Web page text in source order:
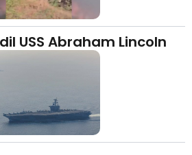
USS Abraham Lincoln